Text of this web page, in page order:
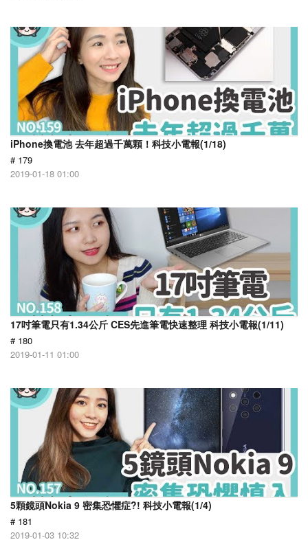
iPhone換電池 去年超過千萬顆！科技小電報(1/18)
# 179
2019-01-18 01:00
17吋筆電只有1.34公斤 CES先進筆電快速整理 科技小電報(1/11)
# 180
2019-01-11 01:00
5顆鏡頭Nokia 9 密集恐懼症?! 科技小電報(1/4)
# 181
2019-01-03 10:32